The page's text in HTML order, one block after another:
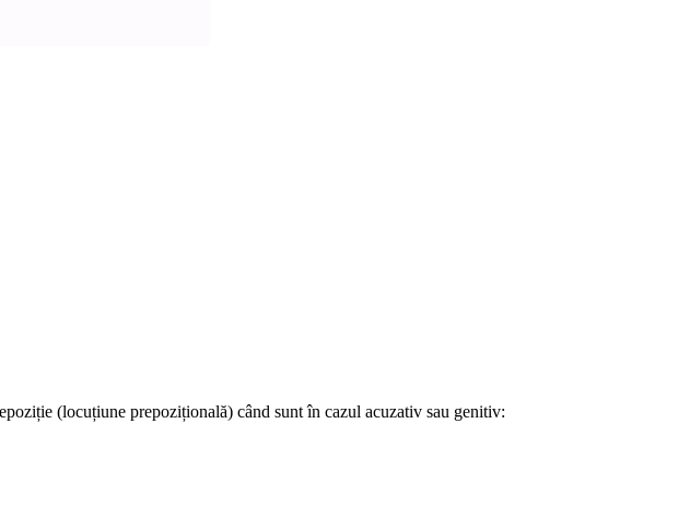
(locuțiune prepozițională) când sunt în cazul acuzativ sau genitiv: